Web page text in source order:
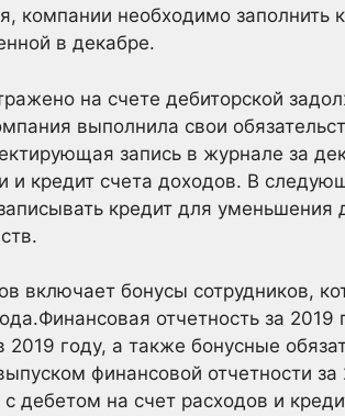
компании необходимо
в декабре.
на счете дебиторской
выполнила свои
запись в журнале за
и кредит счета доходов. В
кредит для уменьшения
включает бонусы сотрудников,
отчетность за
году, а также бонусные
финансовой отчетности
дебетом на счет расходов и